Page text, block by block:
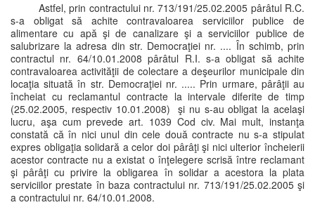
Astfel, prin contractului nr. 713/191/25.02.2005 pârâtul R.C.
s-a obligat să achite contravaloarea serviciilor publice de
alimentare cu apă şi de canalizare şi a serviciilor publice de
salubrizare la adresa din str. Democraţiei nr. .... În schimb, prin
contractul nr. 64/10.01.2008 pârâtul R.I. s-a obligat să achite
contravaloarea activităţii de colectare a deşeurilor municipale din
locaţia situată în str. Democraţiei nr. ..... Prin urmare, pârâţii au
încheiat cu reclamantul contracte la intervale diferite de timp
(25.02.2005, respectiv 10.01.2008) şi nu s-au obligat la acelaşi
lucru, aşa cum prevede art. 1039 Cod civ. Mai mult, instanţa
constată că în nici unul din cele două contracte nu s-a stipulat
expres obligaţia solidară a celor doi pârâţi şi nici ulterior încheierii
acestor contracte nu a existat o înţelegere scrisă între reclamant
şi pârâţi cu privire la obligarea în solidar a acestora la plata
serviciilor prestate în baza contractului nr. 713/191/25.02.2005 şi
a contractului nr. 64/10.01.2008.